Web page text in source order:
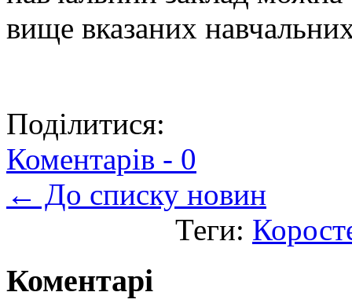
вище вказаних
Поділитися:
Коментарів - 0
← До списку новин
Теги:
Коментарі